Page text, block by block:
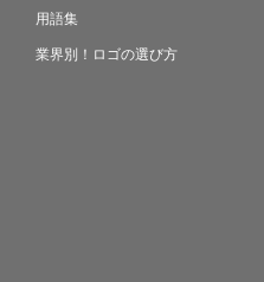
用語集
業界別！ロゴの選び方